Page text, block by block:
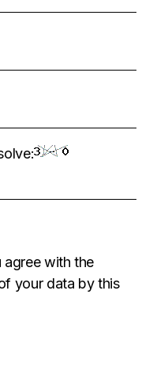
agree with the
your data by this